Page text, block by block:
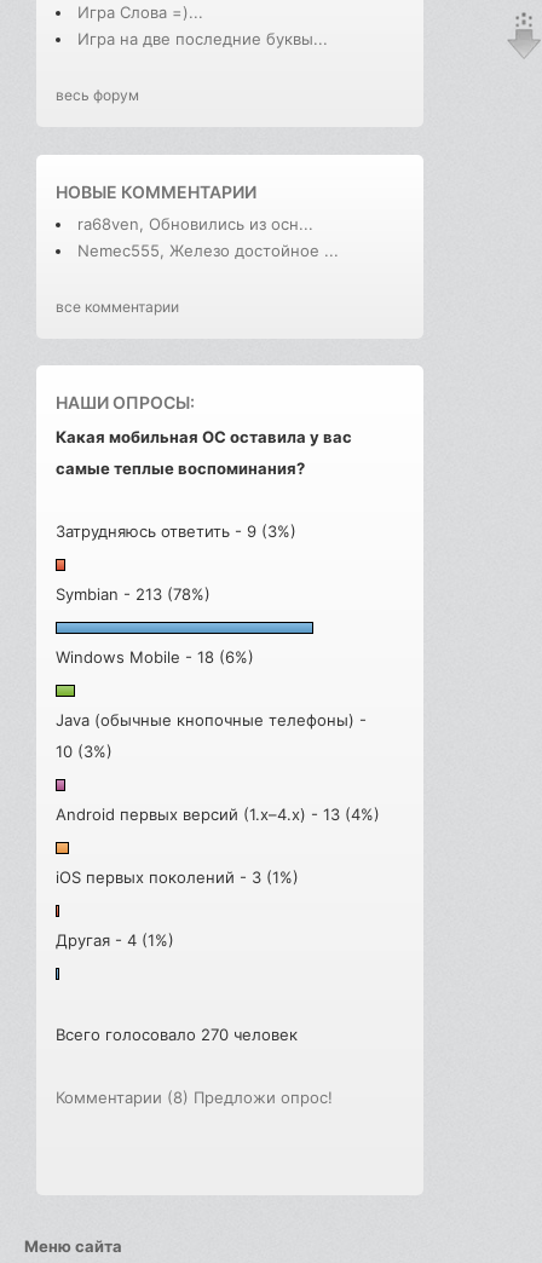
Игра Слова =)...
Игра на две последние буквы...
весь форум
НОВЫЕ КОММЕНТАРИИ
ra68ven, Обновились из осн...
Nemec555, Железо достойное ...
все комментарии
НАШИ ОПРОСЫ:
Какая мобильная ОС оставила у вас
самые теплые воспоминания?
Затрудняюсь ответить - 9 (3%)
Symbian - 213 (78%)
Windows Mobile - 18 (6%)
Java (обычные кнопочные телефоны) -
10 (3%)
Android первых версий (1.x–4.x) - 13 (4%)
iOS первых поколений - 3 (1%)
Другая - 4 (1%)
Всего голосовало 270 человек
Комментарии (8) Предложи опрос!
Меню сайта